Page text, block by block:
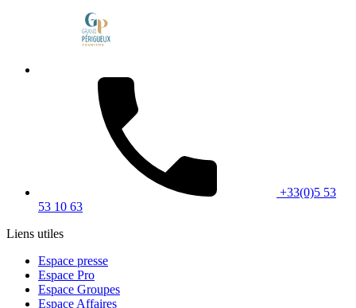
+33(0)5 53
53 10 63
Liens utiles
Espace presse
Espace Pro
Espace Groupes
Espace Affaires